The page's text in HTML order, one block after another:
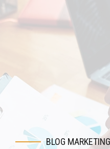
BLOG MARKETING